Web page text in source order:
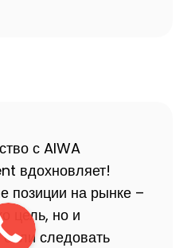
с AIWA
вдохновляет!
позиции на рынке –
цель, но и
если следовать